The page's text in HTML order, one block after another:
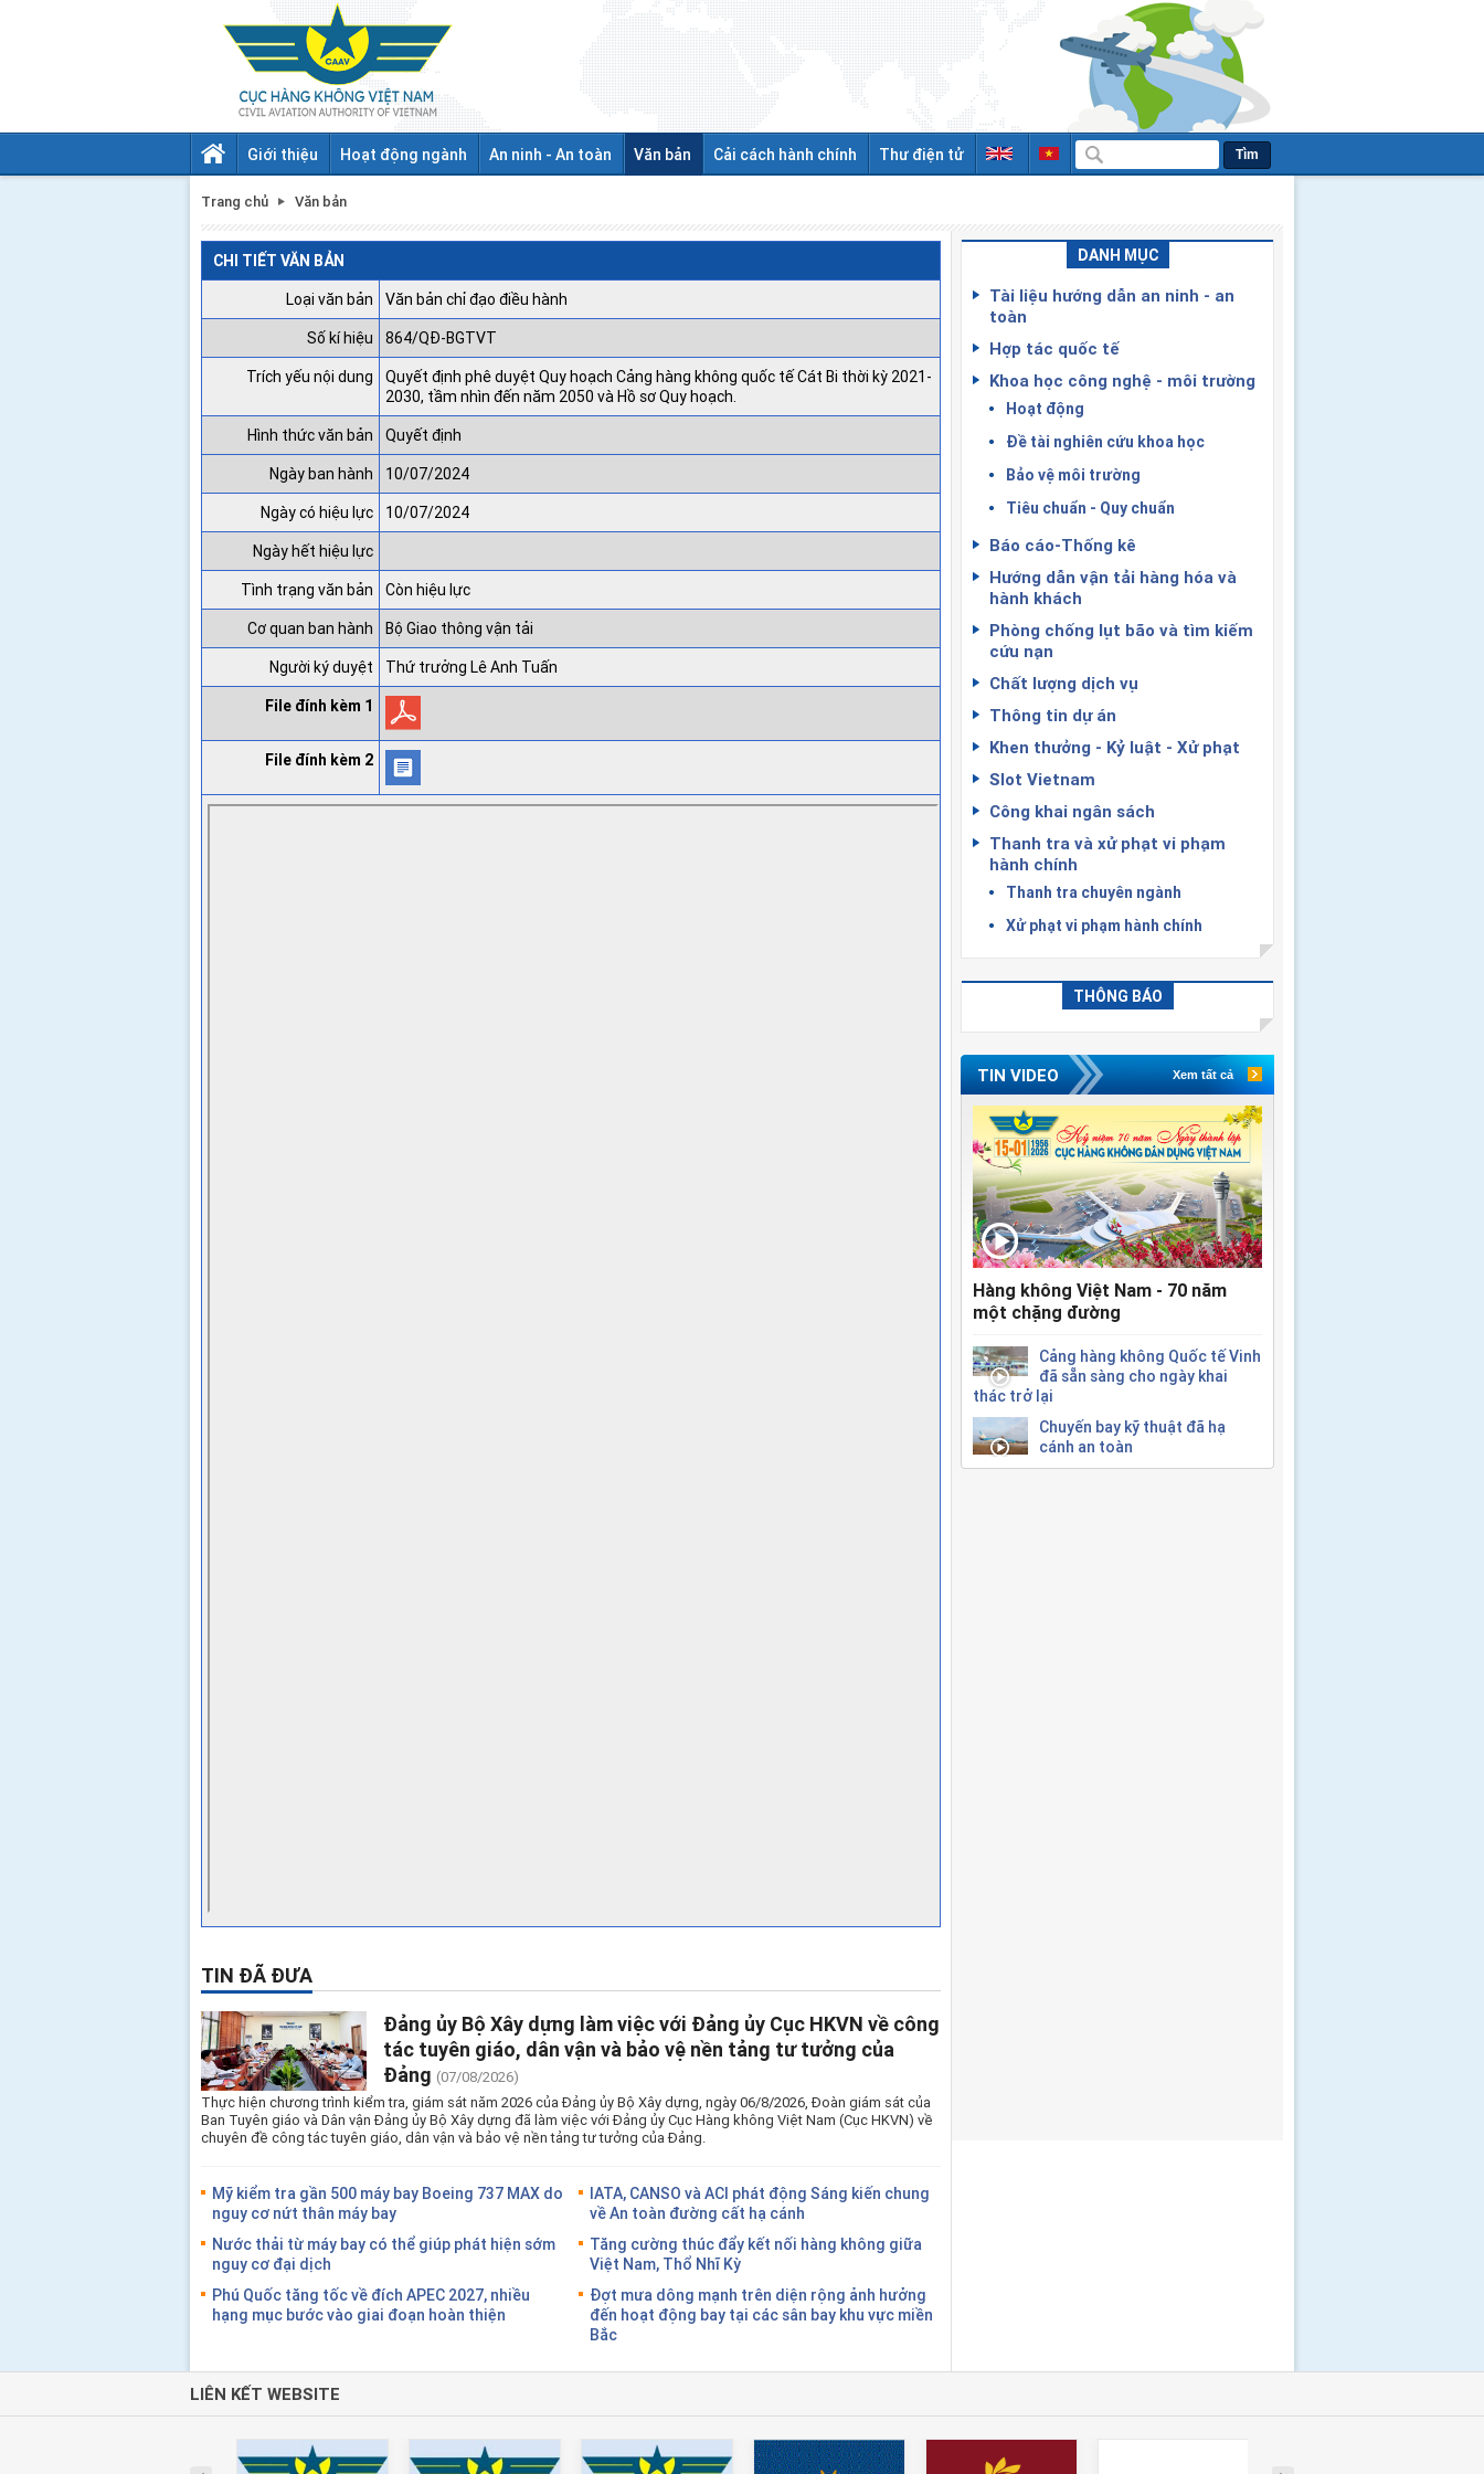
Giới thiệu Hoạt động ngành An ninh - An toàn Văn bản Cải cách hành chính Thư điện tử Tìm
Trang chủ Văn bản
CHI TIẾT VĂN BẢN
Loại văn bản
Văn bản chỉ đạo điều hành
Số kí hiệu
864/QĐ-BGTVT
Trích yếu nội dung
Quyết định phê duyệt Quy hoạch Cảng hàng không quốc tế Cát Bi thời kỳ 2021-
2030, tầm nhìn đến năm 2050 và Hồ sơ Quy hoạch.
Hình thức văn bản
Quyết định
Ngày ban hành
10/07/2024
Ngày có hiệu lực
10/07/2024
Ngày hết hiệu lực
Tình trạng văn bản
Còn hiệu lực
Cơ quan ban hành
Bộ Giao thông vận tải
Người ký duyệt
Thứ trưởng Lê Anh Tuấn
File đính kèm 1
File đính kèm 2
TIN ĐÃ ĐƯA
Đảng ủy Bộ Xây dựng làm việc với Đảng ủy Cục HKVN về công
tác tuyên giáo, dân vận và bảo vệ nền tảng tư tưởng của
Đảng (07/08/2026)
Thực hiện chương trình kiểm tra, giám sát năm 2026 của Đảng ủy Bộ Xây dựng, ngày 06/8/2026, Đoàn giám sát của
Ban Tuyên giáo và Dân vận Đảng ủy Bộ Xây dựng đã làm việc với Đảng ủy Cục Hàng không Việt Nam (Cục HKVN) về
chuyên đề công tác tuyên giáo, dân vận và bảo vệ nền tảng tư tưởng của Đảng.
Mỹ kiểm tra gần 500 máy bay Boeing 737 MAX do
nguy cơ nứt thân máy bay
Nước thải từ máy bay có thể giúp phát hiện sớm
nguy cơ đại dịch
Phú Quốc tăng tốc về đích APEC 2027, nhiều
hạng mục bước vào giai đoạn hoàn thiện
IATA, CANSO và ACI phát động Sáng kiến chung
về An toàn đường cất hạ cánh
Tăng cường thúc đẩy kết nối hàng không giữa
Việt Nam, Thổ Nhĩ Kỳ
Đợt mưa dông mạnh trên diện rộng ảnh hưởng
đến hoạt động bay tại các sân bay khu vực miền
Bắc
DANH MỤC
Tài liệu hướng dẫn an ninh - an
toàn
Hợp tác quốc tế
Khoa học công nghệ - môi trường
Hoạt động
Đề tài nghiên cứu khoa học
Bảo vệ môi trường
Tiêu chuẩn - Quy chuẩn
Báo cáo-Thống kê
Hướng dẫn vận tải hàng hóa và
hành khách
Phòng chống lụt bão và tìm kiếm
cứu nạn
Chất lượng dịch vụ
Thông tin dự án
Khen thưởng - Kỷ luật - Xử phạt
Slot Vietnam
Công khai ngân sách
Thanh tra và xử phạt vi phạm
hành chính
Thanh tra chuyên ngành
Xử phạt vi phạm hành chính
THÔNG BÁO
TIN VIDEO Xem tất cả
Hàng không Việt Nam - 70 năm
một chặng đường
Cảng hàng không Quốc tế Vinh
đã sẵn sàng cho ngày khai
thác trở lại
Chuyến bay kỹ thuật đã hạ
cánh an toàn
LIÊN KẾT WEBSITE